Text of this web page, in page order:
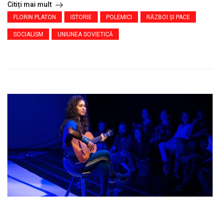
Citiți mai mult
FLORIN PLATON ISTORIE POLEMICI RĂZBOI ŞI PACE
SOCIALISM UNIUNEA SOVIETICĂ